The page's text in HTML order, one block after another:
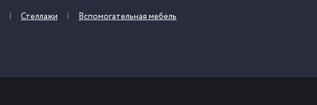
Стеллажи Вспомогательная мебель